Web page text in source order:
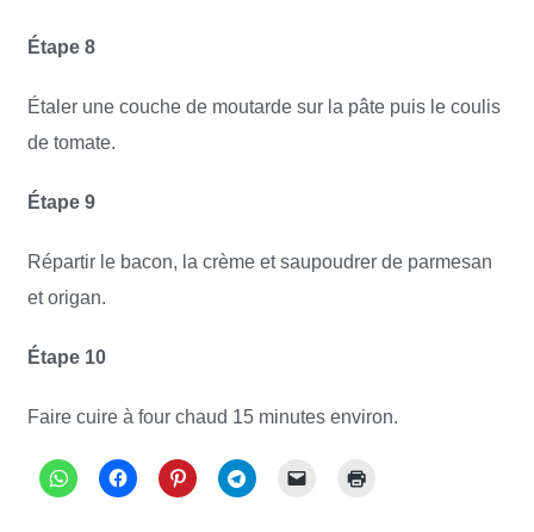
Étape 8
Étaler une couche de moutarde sur la pâte puis le coulis
de tomate.
Étape 9
Répartir le bacon, la crème et saupoudrer de parmesan
et origan.
Étape 10
Faire cuire à four chaud 15 minutes environ.